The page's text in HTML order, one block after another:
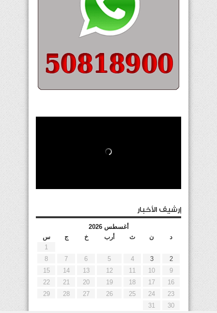
إرشيف الأخبار
أغسطس 2026
د
ن ث أرب خ ج
س
1
2
3
4
5
6
7
8
9
10
11
12
13
14
15
16
17
18
19
20
21
22
23
24
25
26
27
28
29
30
31